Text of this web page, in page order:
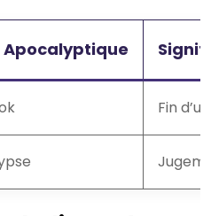
Apocalyptique
Fin